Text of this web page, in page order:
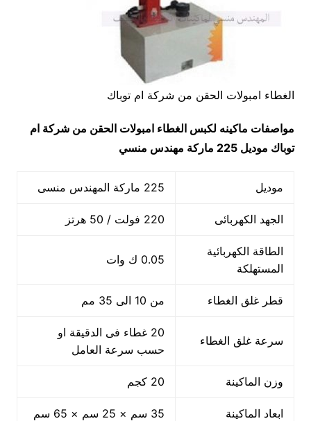
الغطاء امبولات الحقن من شركة ام توباك
مواصفات ماكينه لكبس الغطاء امبولات الحقن من شركة ام
توباك موديل 225 ماركة مهندس منسي
موديل 225 ماركة المهندس منسى
الجهد الكهربائى 220 فولت / 50 هرتز
الطاقة الكهربائية
المستهلكة
0.05 ك وات
قطر غلق الغطاء من 10 الى 35 مم
سرعة غلق الغطاء
20 غطاء فى الدقيقة او
حسب سرعة العامل
وزن الماكينة 20 كجم
ابعاد الماكينة 35 سم × 25 سم × 65 سم